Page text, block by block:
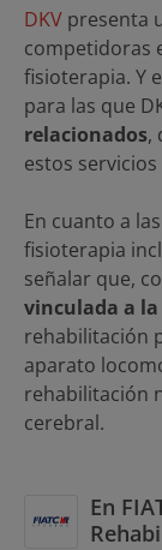
DKV presenta
competidoras
fisioterapia. Y
para las que
relacionados,
estos
En cuanto a
fisioterapia
señalar que,
vinculada a
rehabilitación
aparato
rehabilitación
cerebral.
En